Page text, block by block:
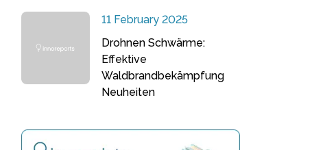
11 February 2025
Drohnen Schwärme:
Effektive
Waldbrandbekämpfung
Neuheiten